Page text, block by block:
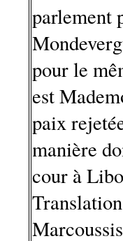
parlement
pour le
est
paix
manière
cour à